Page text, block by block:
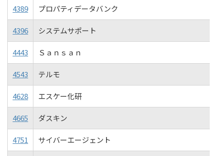
4389 プロパティデータバンク
4396 システムサポート
4443 Ｓａｎｓａｎ
4543 テルモ
4628 エスケー化研
4665 ダスキン
4751 サイバーエージェント